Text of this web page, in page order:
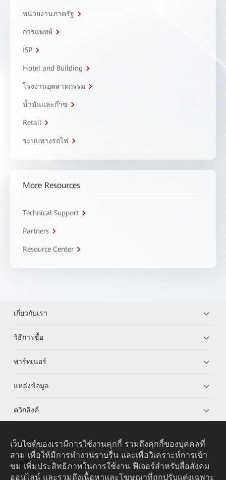
หน่วยงานภาครัฐ
การแพทย์
ISP
Hotel and Building
โรงงานอุตสาหกรรม
น้ำมันและก๊าซ
Retail
ระบบทางรถไฟ
More Resources
Technical Support
Partners
Resource Center
เกี่ยวกับเรา
วิธีการซื้อ
พาร์ทเนอร์
แหล่งข้อมูล
ควิกลิงค์
HUAWEI eKit App
Huawei HiKnow App
เว็บไซต์ของเรามีการใช้งานคุกกี้ รวมถึงคุกกี้ของบุคคลที่
สาม เพื่อให้มีการทำงานราบรื่น และเพื่อวิเคราะห์การเข้า
ชม เพิ่มประสิทธิภาพในการใช้งาน ฟีเจอร์สำหรับสื่อสังคม
ออนไลน์ และรวมถึงเนื้อหาและโฆษณาที่ถูกปรับแต่งเฉพาะ